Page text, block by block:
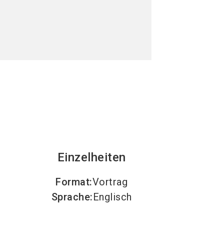
Einzelheiten
Format:Vortrag
Sprache:Englisch